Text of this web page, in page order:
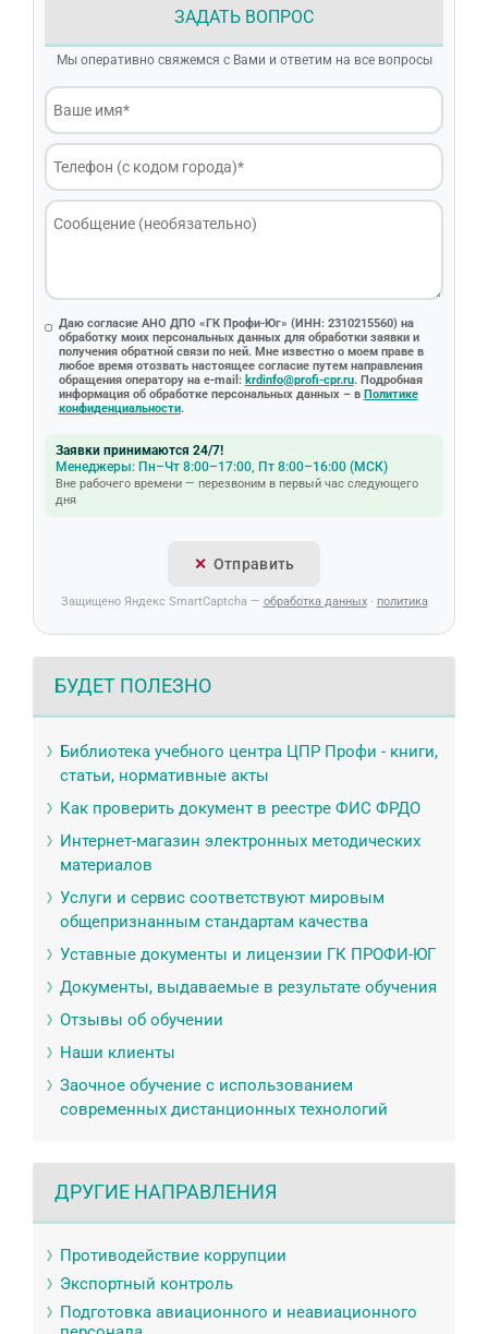
ЗАДАТЬ ВОПРОС
Мы оперативно свяжемся с Вами и ответим на все вопросы
Даю согласие АНО ДПО «ГК Профи-Юг» (ИНН: 2310215560) на
обработку моих персональных данных для обработки заявки и
получения обратной связи по ней. Мне известно о моем праве в
любое время отозвать настоящее согласие путем направления
обращения оператору на e-mail: krdinfo@profi-cpr.ru. Подробная
информация об обработке персональных данных – в Политике
конфиденциальности.
Заявки принимаются 24/7!
Менеджеры: Пн–Чт 8:00–17:00, Пт 8:00–16:00 (МСК)
Вне рабочего времени — перезвоним в первый час следующего
дня
Отправить
Защищено Яндекс SmartCaptcha — обработка данных· политика
БУДЕТ ПОЛЕЗНО
Библиотека учебного центра ЦПР Профи - книги,
статьи, нормативные акты
Как проверить документ в реестре ФИС ФРДО
Интернет-магазин электронных методических
материалов
Услуги и сервис соответствуют мировым
общепризнанным стандартам качества
Уставные документы и лицензии ГК ПРОФИ-ЮГ
Документы, выдаваемые в результате обучения
Отзывы об обучении
Наши клиенты
Заочное обучение с использованием
современных дистанционных технологий
ДРУГИЕ НАПРАВЛЕНИЯ
Противодействие коррупции
Экспортный контроль
Подготовка авиационного и неавиационного